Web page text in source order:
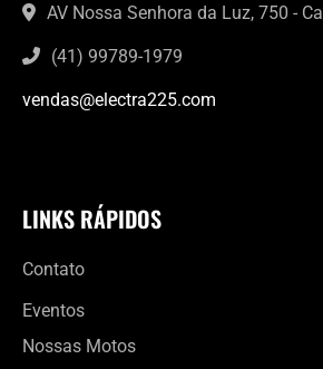
AV Nossa Senhora da Luz, 750 -
(41) 99789-1979
vendas@electra225.com
LINKS RÁPIDOS
Contato
Eventos
Nossas Motos